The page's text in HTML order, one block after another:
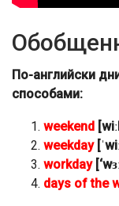
По-английски
способами:
weekend
weekday
workday
days of the